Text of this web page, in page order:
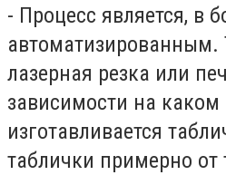
- Процесс является, в
автоматизированным.
лазерная резка или
зависимости на каком
изготавливается
таблички примерно